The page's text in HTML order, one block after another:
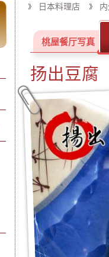
日本料理店
桃屋餐厅写真
扬出豆腐